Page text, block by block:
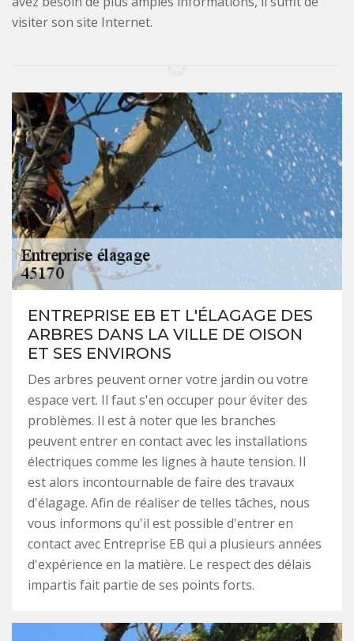
visiter son site Internet.
ENTREPRISE EB ET L'ÉLAGAGE DES
ARBRES DANS LA VILLE DE OISON
ET SES ENVIRONS
Des arbres peuvent orner votre jardin ou votre
espace vert. Il faut s'en occuper pour éviter des
problèmes. Il est à noter que les branches
peuvent entrer en contact avec les installations
électriques comme les lignes à haute tension. Il
est alors incontournable de faire des travaux
d'élagage. Afin de réaliser de telles tâches, nous
vous informons qu'il est possible d'entrer en
contact avec Entreprise EB qui a plusieurs années
d'expérience en la matière. Le respect des délais
impartis fait partie de ses points forts.